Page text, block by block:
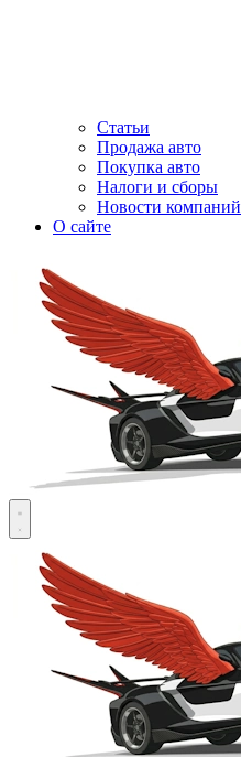
Статьи
Продажа авто
Покупка авто
Налоги и сборы
Новости компаний
О сайте